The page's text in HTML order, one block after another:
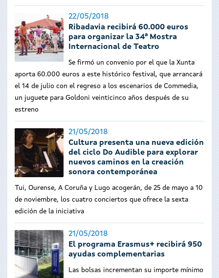
22/05/2018
Ribadavia recibirá 60.000 euros
para organizar la 34ª Mostra
Internacional de Teatro
Se firmó un convenio por el que la Xunta
aporta 60.000 euros a este histórico festival, que arrancará
el 14 de julio con el regreso a los escenarios de Commedia,
un juguete para Goldoni veinticinco años después de su
estreno
21/05/2018
Cultura presenta una nueva edición
del ciclo Do Audible para explorar
nuevos caminos en la creación
sonora contemporánea
Tui, Ourense, A Coruña y Lugo acogerán, de 25 de mayo a 10
de noviembre, los cuatro conciertos que ofrece la sexta
edición de la iniciativa
21/05/2018
El programa Erasmus+ recibirá 950
ayudas complementarias
Las bolsas incrementan su importe mínimo